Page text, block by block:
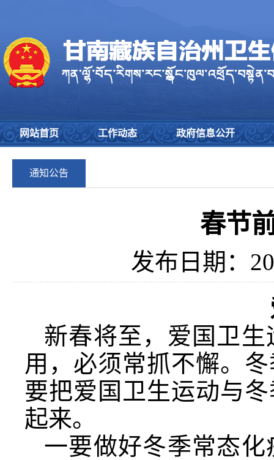
网站首页 工作动态 政府信息公开
通知公告
春节
发布日期：
新春将至，爱国卫
用，必须常抓不懈。
要把爱国卫生运动与
起来。
一要做好冬季常态